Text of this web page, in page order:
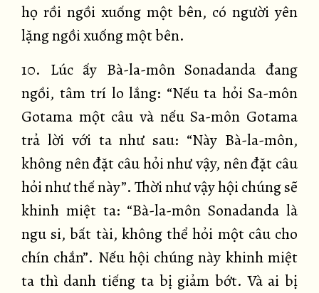
họ rồi ngồi xuống một bên, có người yên
lặng ngồi xuống một bên.
10. Lúc ấy Bà-la-môn Sonadanda đang
ngồi, tâm trí lo lắng: “Nếu ta hỏi Sa-môn
Gotama một câu và nếu Sa-môn Gotama
trả lời với ta như sau: “Này Bà-la-môn,
không nên đặt câu hỏi như vậy, nên đặt câu
hỏi như thế này”. Thời như vậy hội chúng sẽ
khinh miệt ta: “Bà-la-môn Sonadanda là
ngu si, bất tài, không thể hỏi một câu cho
chín chắn”. Nếu hội chúng này khinh miệt
ta thì danh tiếng ta bị giảm bớt. Và ai bị